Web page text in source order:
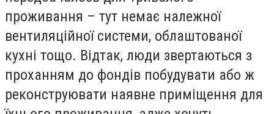
проживання – тут немає належної
вентиляційної системи, облаштованої
кухні тощо. Відтак, люди звертаються з
проханням до фондів побудувати або ж
реконструювати наявне приміщення для